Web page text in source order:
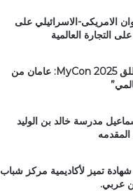
الامريكى-الاسرائيلي على
التجارة العالمية
“MyLifestyle تُطلق MyCon 2025: عامان من
مدرسة خالد بن الوليد
المقدمه
تميز لأكاديمية مركز شباب
عربي.